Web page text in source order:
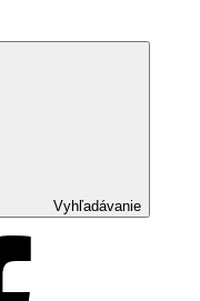
Vyhľadávanie